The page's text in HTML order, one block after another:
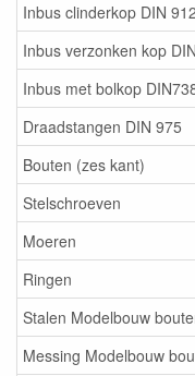
Inbus clinderkop DIN 912
Inbus verzonken kop
Inbus met bolkop
Draadstangen DIN 975
Bouten (zes kant)
Stelschroeven
Moeren
Ringen
Stalen Modelbouw
Messing Modelbouw